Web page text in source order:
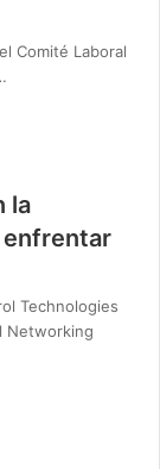
Comité Laboral
la
enfrentar
Technologies
Networking